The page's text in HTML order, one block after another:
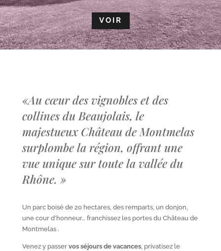
VOIR
«Au cœur des vignobles et des
collines du Beaujolais, le
majestueux Château de Montmelas
surplombe la région, offrant une
vue unique sur toute la vallée du
Rhône. »
Un parc boisé de 20 hectares, des remparts, un donjon,
une cour d’honneur… franchissez les portes du Château de
Montmelas .
Venez y passer vos séjours de vacances, privatisez le